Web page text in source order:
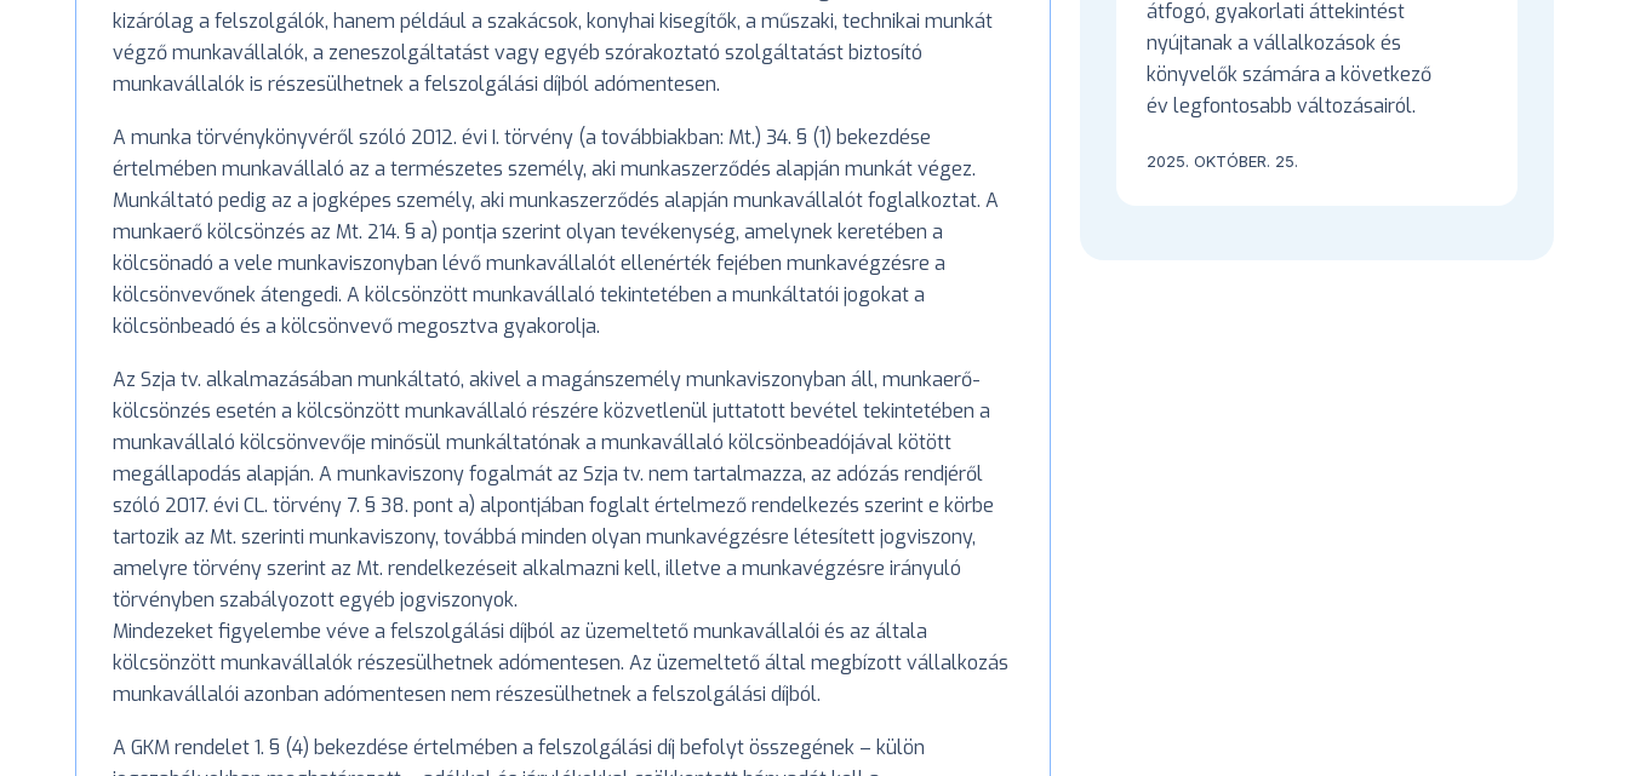
kizárólag a felszolgálók, hanem például a szakácsok, konyhai kisegítők, a műszaki, technikai munkát
végző munkavállalók, a zeneszolgáltatást vagy egyéb szórakoztató szolgáltatást biztosító
munkavállalók is részesülhetnek a felszolgálási díjból adómentesen.
A munka törvénykönyvéről szóló 2012. évi I. törvény (a továbbiakban: Mt.) 34. § (1) bekezdése
értelmében munkavállaló az a természetes személy, aki munkaszerződés alapján munkát végez.
Munkáltató pedig az a jogképes személy, aki munkaszerződés alapján munkavállalót foglalkoztat. A
munkaerő kölcsönzés az Mt. 214. § a) pontja szerint olyan tevékenység, amelynek keretében a
kölcsönadó a vele munkaviszonyban lévő munkavállalót ellenérték fejében munkavégzésre a
kölcsönvevőnek átengedi. A kölcsönzött munkavállaló tekintetében a munkáltatói jogokat a
kölcsönbeadó és a kölcsönvevő megosztva gyakorolja.
Az Szja tv. alkalmazásában munkáltató, akivel a magánszemély munkaviszonyban áll, munkaerő-
kölcsönzés esetén a kölcsönzött munkavállaló részére közvetlenül juttatott bevétel tekintetében a
munkavállaló kölcsönvevője minősül munkáltatónak a munkavállaló kölcsönbeadójával kötött
megállapodás alapján. A munkaviszony fogalmát az Szja tv. nem tartalmazza, az adózás rendjéről
szóló 2017. évi CL. törvény 7. § 38. pont a) alpontjában foglalt értelmező rendelkezés szerint e körbe
tartozik az Mt. szerinti munkaviszony, továbbá minden olyan munkavégzésre létesített jogviszony,
amelyre törvény szerint az Mt. rendelkezéseit alkalmazni kell, illetve a munkavégzésre irányuló
törvényben szabályozott egyéb jogviszonyok.
Mindezeket figyelembe véve a felszolgálási díjból az üzemeltető munkavállalói és az általa
kölcsönzött munkavállalók részesülhetnek adómentesen. Az üzemeltető által megbízott vállalkozás
munkavállalói azonban adómentesen nem részesülhetnek a felszolgálási díjból.
A GKM rendelet 1. § (4) bekezdése értelmében a felszolgálási díj befolyt összegének – külön
átfogó, gyakorlati áttekintést
nyújtanak a vállalkozások és
könyvelők számára a következő
év legfontosabb változásairól.
2025. OKTÓBER. 25.